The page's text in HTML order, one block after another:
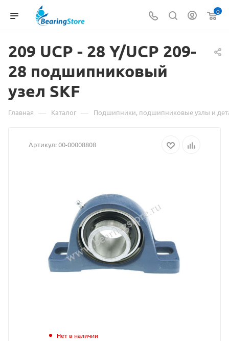
0
209 UCP - 28 Y/UCP 209-
28 подшипниковый
узел Материал
о
209
Y/UCP
209-
28
SKF
SKF
Главная — Каталог — Подшипники, подшипниковые узлы и
Артикул:00-00008808
Нет в наличии